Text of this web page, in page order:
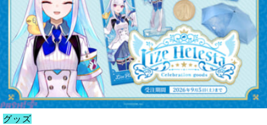
グッズ